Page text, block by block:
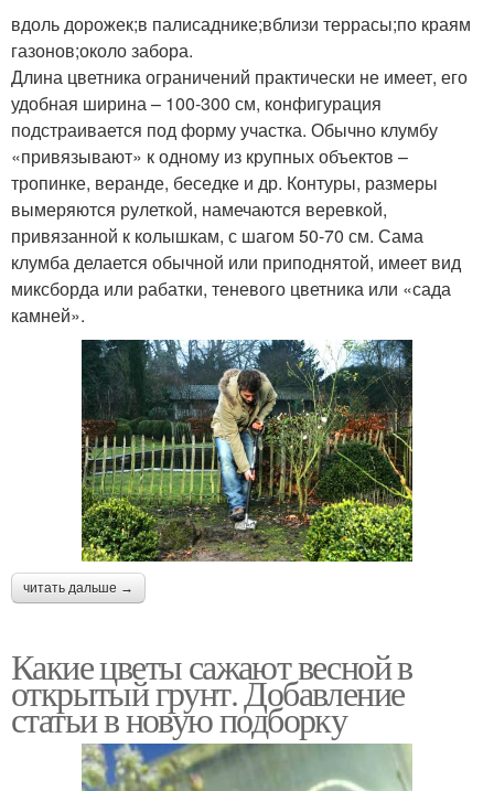
вдоль дорожек;в палисаднике;вблизи террасы;по краям
газонов;около забора.
Длина цветника ограничений практически не имеет, его
удобная ширина – 100-300 см, конфигурация
подстраивается под форму участка. Обычно клумбу
«привязывают» к одному из крупных объектов –
тропинке, веранде, беседке и др. Контуры, размеры
вымеряются рулеткой, намечаются веревкой,
привязанной к колышкам, с шагом 50-70 см. Сама
клумба делается обычной или приподнятой, имеет вид
миксборда или рабатки, теневого цветника или «сада
камней».
читать дальше →
Какие цветы сажают весной в
открытый грунт. Добавление
статьи в новую подборку